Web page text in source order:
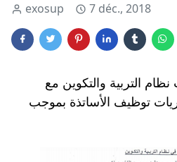
exosup 7 déc., 2018
التربية والتكوين مع
توظيف الأساتذة بموجب